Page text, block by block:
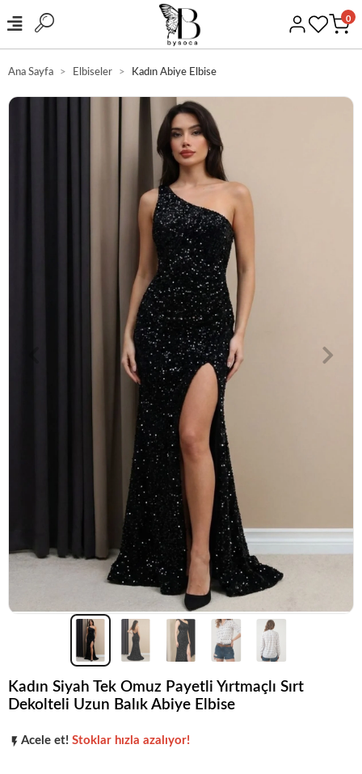
0
GÜVENLİ ALIŞVERİŞ
Ana Sayfa Elbiseler Kadın Abiye Elbise
Kadın Siyah Tek Omuz Payetli Yırtmaçlı Sırt
Dekolteli Uzun Balık Abiye Elbise
Popüler seçim!Gardırobunuz için harika bir tercih.
Acele et! Stoklar hızla azalıyor!